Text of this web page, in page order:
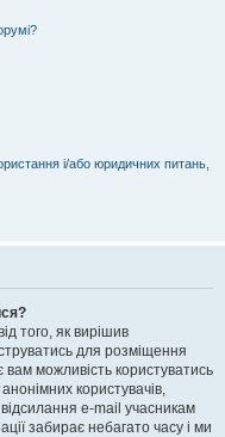
і/або юридичних питань,
того, як вирішив
для розміщення
можливість користуватись
користувачів,
e-mail учасникам
забирає небагато часу і ми